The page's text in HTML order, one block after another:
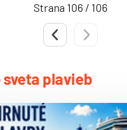
Strana 106 / 106
sveta plavieb